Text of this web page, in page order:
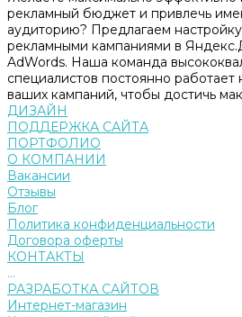
рекламный бюджет и привлечь
аудиторию? Предлагаем
рекламными кампаниями в
AdWords. Наша команда
специалистов постоянно
ваших кампаний, чтобы достичь
ДИЗАЙН
ПОДДЕРЖКА САЙТА
ПОРТФОЛИО
О КОМПАНИИ
Вакансии
Отзывы
Блог
Политика конфиденциальности
Договора оферты
КОНТАКТЫ
...
РАЗРАБОТКА САЙТОВ
Интернет-магазин